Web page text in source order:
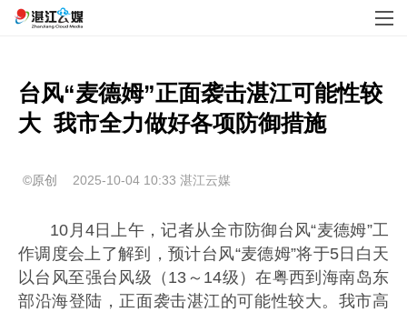
台风“麦德姆”正面袭击湛江可能性较
大  我市全力做好各项防御措施
©原创 2025-10-04 10:33 湛江云媒
10月4日上午，记者从全市防御台风“麦德姆”工
作调度会上了解到，预计台风“麦德姆”将于5日白天
以台风至强台风级（13～14级）在粤西到海南岛东
部沿海登陆，正面袭击湛江的可能性较大。我市高